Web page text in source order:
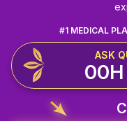
#1 MEDICAL
ASK
00H